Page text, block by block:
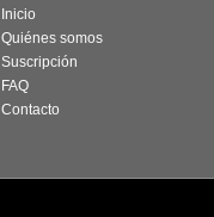
Inicio
Quiénes somos
Suscripción
FAQ
Contacto